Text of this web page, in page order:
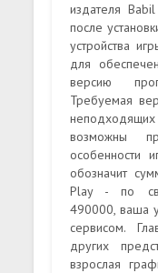
издателя
после
устройства
для
версию
Требуемая
возможны
особенности
обозначит
Play - по
490000, ваша
сервисом.
других
взрослая